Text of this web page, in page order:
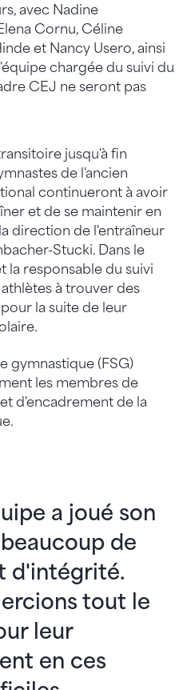
avec Nadine
Cornu, Céline
et Nancy Usero, ainsi
chargée du suivi du
CEJ ne seront pas
jusqu'à fin
de l'ancien
continueront à avoir
et de se maintenir en
direction de l'entraîneur
Stucki. Dans le
la responsable du suivi
à trouver des
la suite de leur
gymnastique (FSG)
les membres de
et d'encadrement de la
a joué son
de
d'intégrité.
tout le
leur
en ces